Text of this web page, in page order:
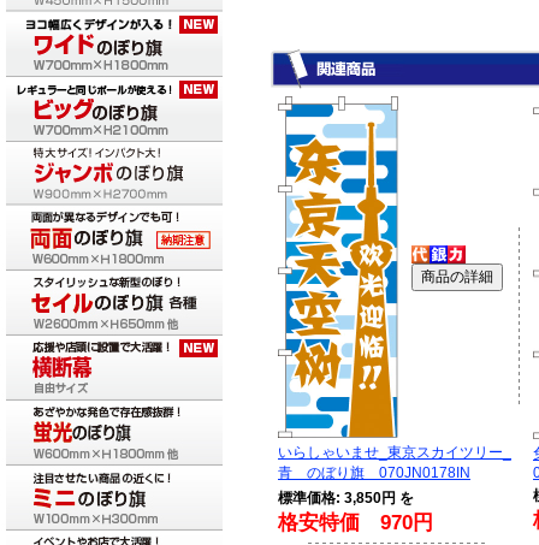
いらしゃいませ_東京スカイツリー_
青 のぼり旗 070JN0178IN
標準価格: 3,850円 を
格安特価 970円